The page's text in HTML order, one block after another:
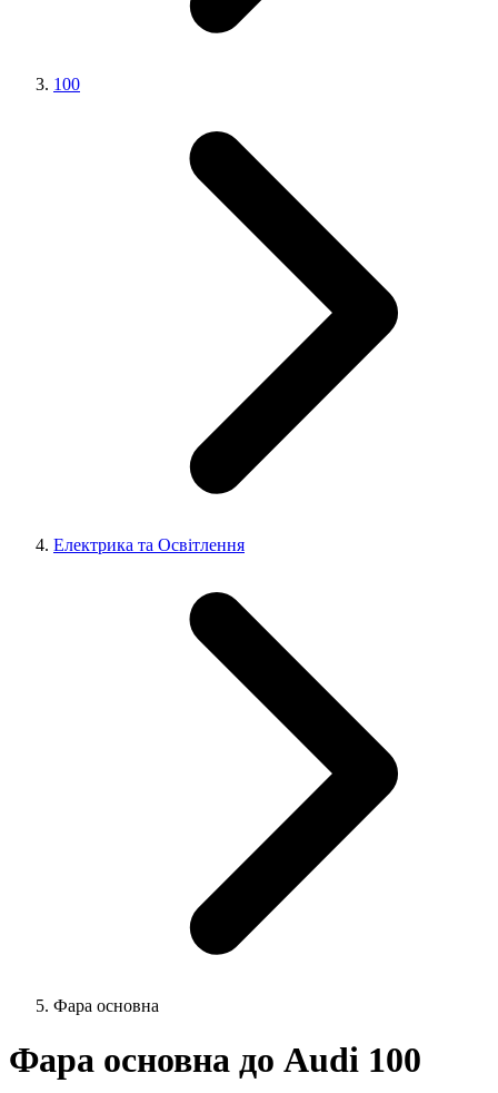
100
Електрика та Освітлення
Фара основна
Фара основна до Audi 100